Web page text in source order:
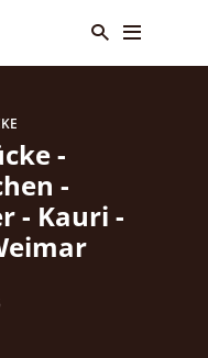
-
-
- Kauri -